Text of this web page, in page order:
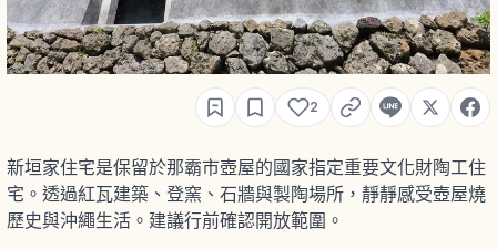
2
新垣家住宅是保留於那霸市壺屋的國家指定重要文化財陶工住
宅。透過紅瓦建築、登窯、石牆與製陶場所，靜靜感受壺屋燒
歷史與沖繩生活。建議行前確認開放範圍。